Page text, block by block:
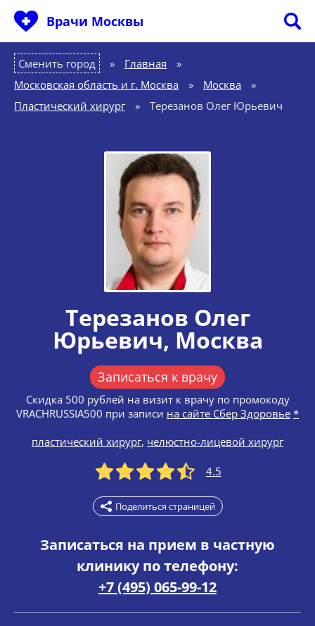
Врачи Москвы
Сменить город Главная
»
Московская область и г. Москва
» Москва
»
Пластический хирург
» Терезанов Олег Юрьевич
Терезанов Олег
Юрьевич, Москва
Записаться к врачу
Скидка 500 рублей на визит к врачу по промокоду
VRACHRUSSIA500 при записи на сайте Сбер Здоровье *
пластический хирург, челюстно-лицевой хирург
4.5
Поделиться страницей
Записаться на прием в частную
клинику по телефону:
+7 (495) 065-99-12